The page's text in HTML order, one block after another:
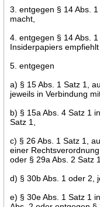
3. entgegen § 14 Abs.
macht,
4. entgegen § 14 Abs.
Insiderpapiers
5. entgegen
a) § 15 Abs. 1 Satz 1,
jeweils in Verbindung
b) § 15a Abs. 4 Satz 1
Satz 1,
c) § 26 Abs. 1 Satz 1,
einer
oder § 29a Abs. 2 Satz 1,
d) § 30b Abs. 1 oder 2,
e) § 30e Abs. 1 Satz 1